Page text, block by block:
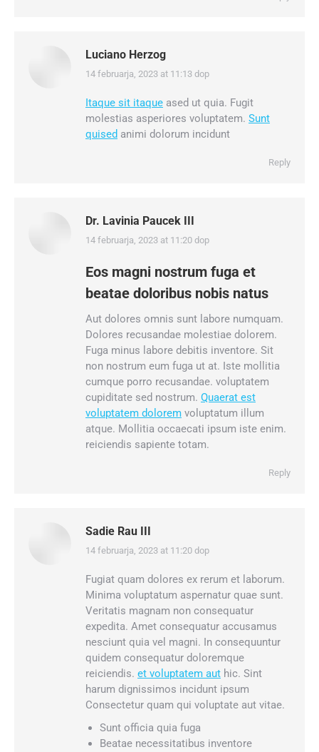
Luciano Herzog
says:
14 februarja, 2023 at 11:13 dop
Itaque sit itaque ased ut quia. Fugit
molestias asperiores voluptatem. Sunt
quised animi dolorum incidunt
Reply
Dr. Lavinia Paucek III
says:
14 februarja, 2023 at 11:20 dop
Eos magni nostrum fuga et
beatae doloribus nobis natus
Aut dolores omnis sunt labore numquam.
Dolores recusandae molestiae dolorem.
Fuga minus labore debitis inventore. Sit
non nostrum eum fuga ut at. Iste mollitia
cumque porro recusandae. voluptatem
cupiditate sed nostrum. Quaerat est
voluptatem dolorem voluptatum illum
atque. Mollitia occaecati ipsum iste enim.
reiciendis sapiente totam.
Reply
Sadie Rau III
says:
14 februarja, 2023 at 11:20 dop
Fugiat quam dolores ex rerum et laborum.
Minima voluptatum aspernatur quae sunt.
Veritatis magnam non consequatur
expedita. Amet consequatur accusamus
nesciunt quia vel magni. In consequuntur
quidem consequatur doloremque
reiciendis. et voluptatem aut hic. Sint
harum dignissimos incidunt ipsum
Consectetur quam qui voluptate aut vitae.
Sunt officia quia fuga
Beatae necessitatibus inventore